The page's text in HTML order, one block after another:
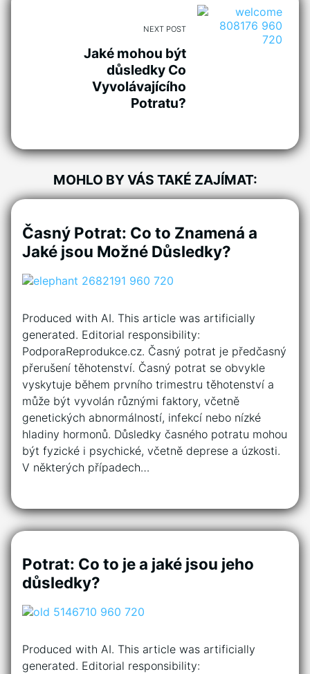
NEXT POST
Jaké mohou být
důsledky Co
Vyvolávajícího
Potratu?
MOHLO BY VÁS TAKÉ ZAJÍMAT:
Časný Potrat: Co to Znamená a
Jaké jsou Možné Důsledky?
Produced with AI. This article was artificially
generated. Editorial responsibility:
PodporaReprodukce.cz. Časný potrat je předčasný
přerušení těhotenství. Časný potrat se obvykle
vyskytuje během prvního trimestru těhotenství a
může být vyvolán různými faktory, včetně
genetických abnormálností, infekcí nebo nízké
hladiny hormonů. Důsledky časného potratu mohou
být fyzické i psychické, včetně deprese a úzkosti.
V některých případech…
Potrat: Co to je a jaké jsou jeho
důsledky?
Produced with AI. This article was artificially
generated. Editorial responsibility: